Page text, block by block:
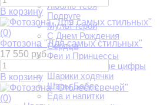
Люблю тебя
Подруге
Мульт герои
С Днем Рождения
Сердца
Феи и Принцессы
Фольгированные цифры
Шарики ходячки
Шары Баблс
Еда и напитки
В корзину
(0)
Фотозона "Для самых стильных"
17 550 руб.
В корзину
(0)